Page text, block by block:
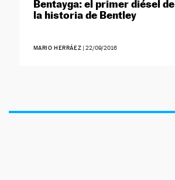
Bentayga: el primer diésel de
la historia de Bentley
MARIO HERRÁEZ |22/09/2016